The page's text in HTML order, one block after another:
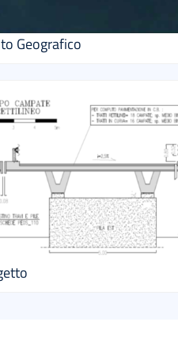
Geografico